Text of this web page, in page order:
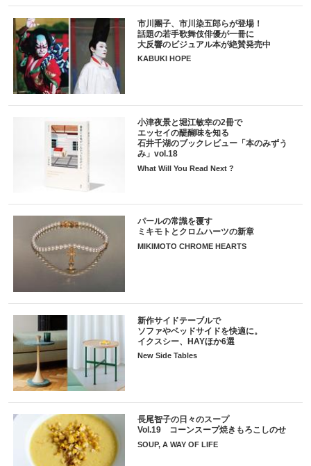
市川團子、市川染五郎らが登場！
話題の若手歌舞伎俳優が一冊に
大反響のビジュアル本が絶賛発売中
KABUKI HOPE
小津夜景と堀江敏幸の2冊で
エッセイの醍醐味を知る
石井千湖のブックレビュー「本のみずう
み」vol.18
What Will You Read Next ?
パールの常識を覆す
ミキモトとクロムハーツの新章
MIKIMOTO CHROME HEARTS
新作サイドテーブルで
ソファやベッドサイドを快適に。
イクスシー、HAYほか6選
New Side Tables
長尾智子の日々のスープ
Vol.19 コーンスープ焼きもろこしのせ
SOUP, A WAY OF LIFE